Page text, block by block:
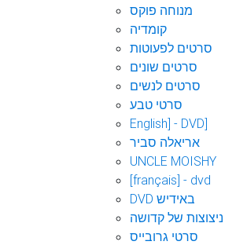
מנוחה פוקס
קומדיה
סרטים לפעוטות
סרטים שונים
סרטים לנשים
סרטי טבע
English] - DVD]
אריאלה סביר
UNCLE MOISHY
[français] - dvd
DVD באידיש
ניצוצות של קדושה
סרטי גרובייס